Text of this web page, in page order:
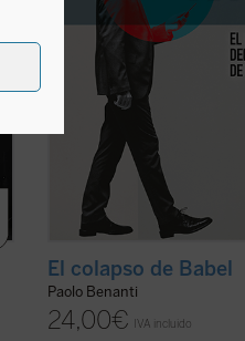
El colapso de Babel
Paolo Benanti
24,00€ IVA incluido